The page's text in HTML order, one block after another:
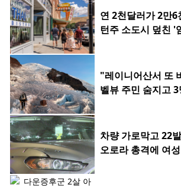
연 2천달러가 2만
턴주 소도시 덮친 '
"레이니어산서 또
벨뷰 주민 숨지고
차량 가로막고 22
오로라 총격에 여